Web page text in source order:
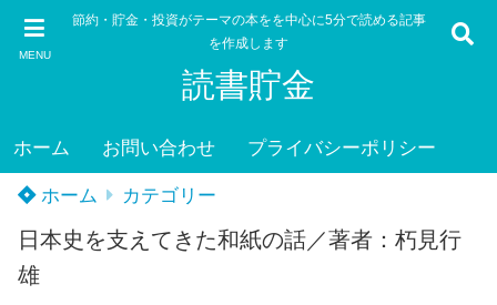
MENU
節約・貯金・投資がテーマの本をを中心に5分で読める記事
を作成します
読書貯金
ホーム お問い合わせ プライバシーポリシー
ホーム カテゴリー
日本史を支えてきた和紙の話／著者：朽見行
雄